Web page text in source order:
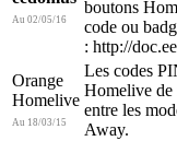
Au 02/05/16
boutons
code ou
: http://
Orange
Homelive
Au 18/03/15
Les codes
Homelive de
entre les
Away.